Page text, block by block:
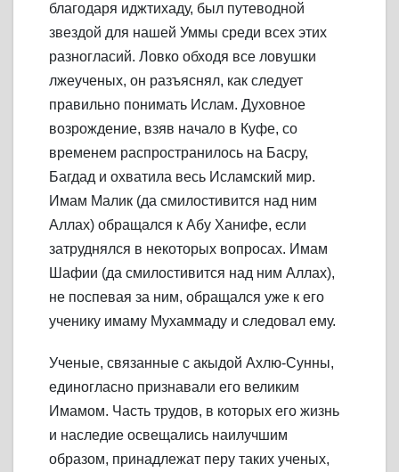
благодаря иджтихаду, был путеводной
звездой для нашей Уммы среди всех этих
разногласий. Ловко обходя все ловушки
лжеученых, он разъяснял, как следует
правильно понимать Ислам. Духовное
возрождение, взяв начало в Куфе, со
временем распространилось на Басру,
Багдад и охватила весь Исламский мир.
Имам Малик (да смилостивится над ним
Аллах) обращался к Абу Ханифе, если
затруднялся в некоторых вопросах. Имам
Шафии (да смилостивится над ним Аллах),
не поспевая за ним, обращался уже к его
ученику имаму Мухаммаду и следовал ему.
Ученые, связанные с акыдой Ахлю-Сунны,
единогласно признавали его великим
Имамом. Часть трудов, в которых его жизнь
и наследие освещались наилучшим
образом, принадлежат перу таких ученых,